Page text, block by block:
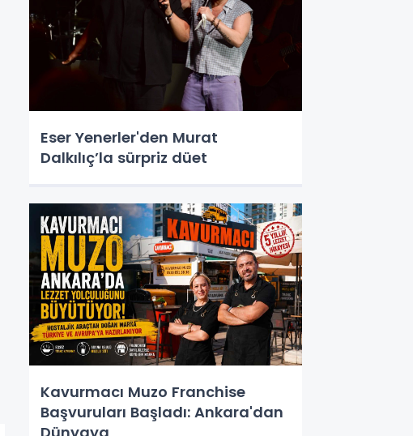
Eser Yenerler'den Murat
Dalkılıç’la sürpriz düet
Kavurmacı Muzo Franchise
Başvuruları Başladı: Ankara'dan